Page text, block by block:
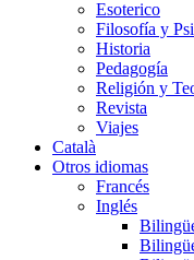
Esoterico
Filosofía y
Historia
Pedagogía
Religión y
Revista
Viajes
Català
Otros idiomas
Francés
Inglés